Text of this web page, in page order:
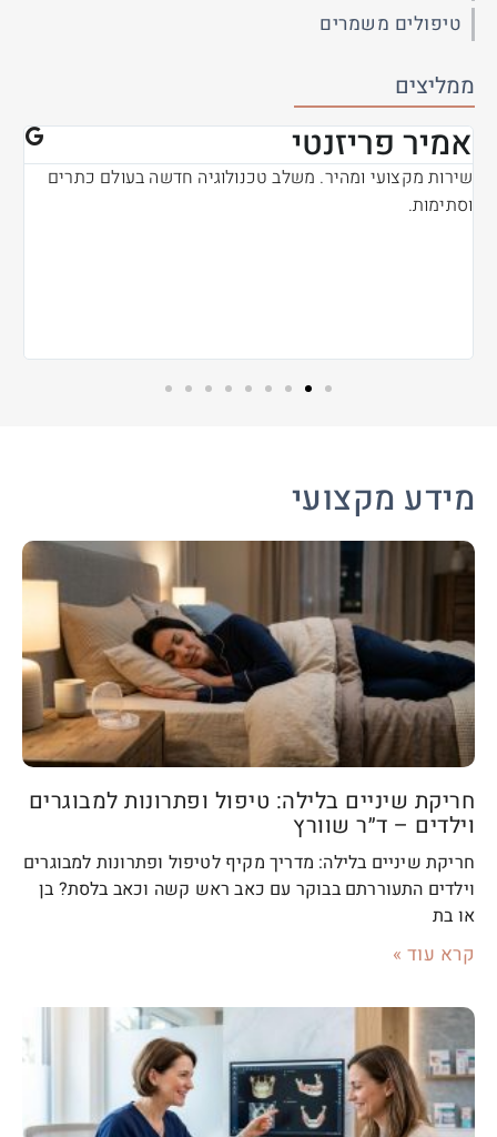
טיפולים משמרים
ממליצים
אמיר פריזנטי
שירות מקצועי ומהיר. משלב טכנולוגיה חדשה בעולם כתרים
וסתימות.
מידע מקצועי
חריקת שיניים בלילה: טיפול ופתרונות למבוגרים
וילדים – ד״ר שוורץ
חריקת שיניים בלילה: מדריך מקיף לטיפול ופתרונות למבוגרים
וילדים התעוררתם בבוקר עם כאב ראש קשה וכאב בלסת? בן
או בת
קרא עוד »